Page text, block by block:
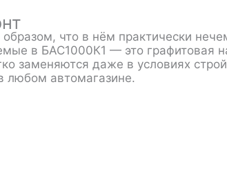
что в нём практически
в БАС1000К1 — это графитовая
заменяются даже в условиях
любом автомагазине.